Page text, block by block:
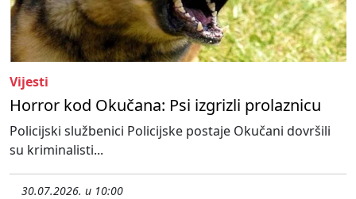
Vijesti
Horror kod Okučana: Psi izgrizli prolaznicu
Policijski službenici Policijske postaje Okučani dovršili
su kriminalisti...
30.07.2026. u 10:00